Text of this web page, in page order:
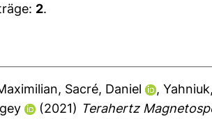
2.
, Sacré, Daniel ,
(2021) Terahertz